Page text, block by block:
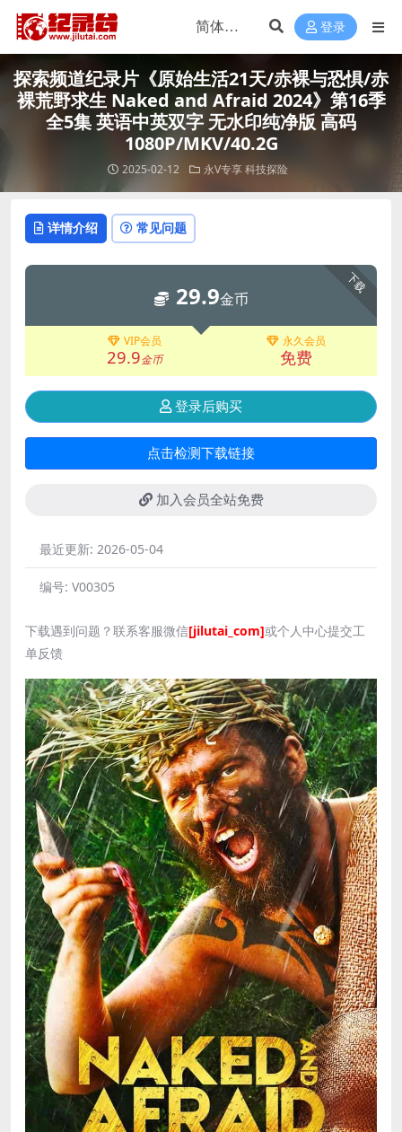
登录
探索频道纪录片《原始生活21天/赤裸与恐惧/赤
裸荒野求生 Naked and Afraid 2024》第16季
全5集 英语中英双字 无水印纯净版 高码
1080P/MKV/40.2G
2025-02-12 永V专享 科技探险
详情介绍 常见问题
下载
29.9金币
VIP会员
29.9金币
永久会员
免费
登录后购买
点击检测下载链接
加入会员全站免费
最近更新: 2026-05-04
编号: V00305
下载遇到问题？联系客服微信[jilutai_com]或个人中心提交工
单反馈